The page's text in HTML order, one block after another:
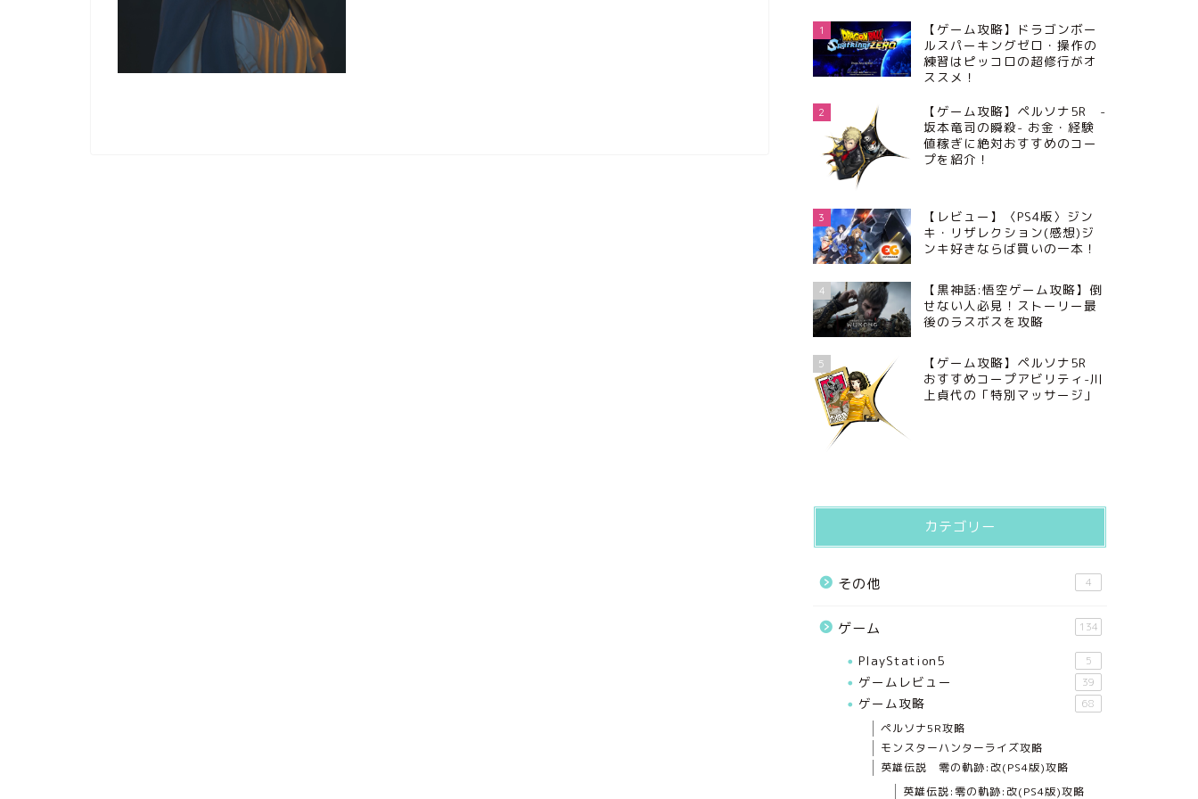
1
【ゲーム攻略】ドラゴンボー
ルスパーキングゼロ・操作の
練習はピッコロの超修行がオ
ススメ！
2
【ゲーム攻略】ペルソナ5R -
坂本竜司の瞬殺- お金・経験
値稼ぎに絶対おすすめのコー
プを紹介！
3
【レビュー】〈PS4版〉ジン
キ・リザレクション(感想)ジ
ンキ好きならば買いの一本！
4
【黒神話:悟空ゲーム攻略】倒
せない人必見！ストーリー最
後のラスボスを攻略
5
【ゲーム攻略】ペルソナ5R
おすすめコープアビリティ-川
上貞代の「特別マッサージ」
カテゴリー
その他 4
ゲーム 134
PlayStation5 5
ゲームレビュー 39
ゲーム攻略 68
ペルソナ5R攻略
モンスターハンターライズ攻略
英雄伝説 零の軌跡:改(PS4版)攻略
英雄伝説:零の軌跡:改(PS4版)攻略